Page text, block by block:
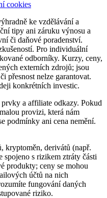
cookies
ke vzdělávání a
tipy ani záruku výnosu a
či daňové poradenství.
Pro individuální
odborníky. Kurzy, ceny,
externích zdrojů; jsou
přesnost nelze garantovat.
konkrétních investic.
a affiliate odkazy. Pokud
provizi, která nám
podmínky ani cena nemění.
kryptoměn, derivátů (např.
s rizikem ztráty části
produkty; ceny se mohou
účtů na nich
fungování daných
riziko.